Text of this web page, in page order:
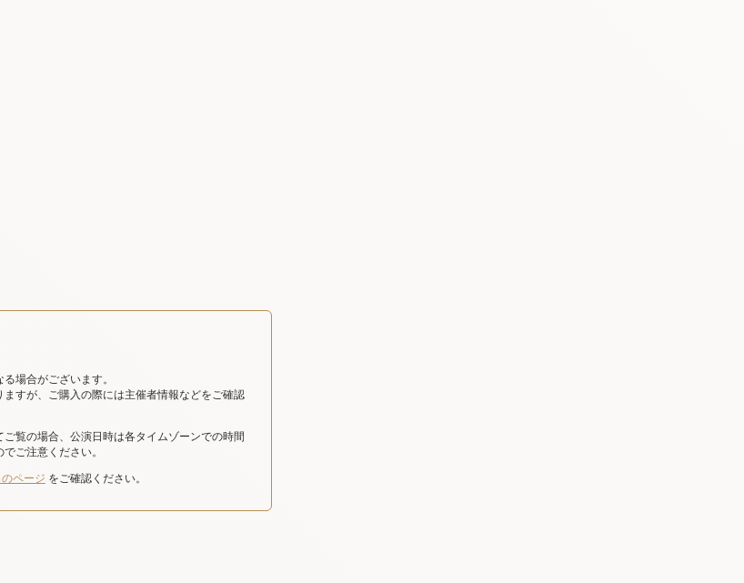
場合がございます。
すが、ご購入の際には主催者情報などをご確認
覧の場合、公演日時は各タイムゾーンでの時間
ご注意ください。
ページ をご確認ください。